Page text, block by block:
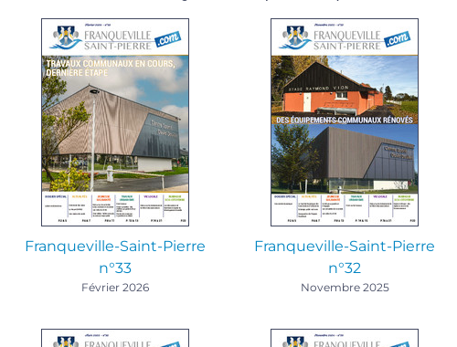
Franqueville-Saint-Pierre
n°33
Février 2026
Franqueville-Saint-Pierre
n°32
Novembre 2025